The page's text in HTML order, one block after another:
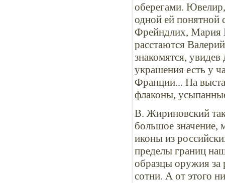
оберегами. Ювелир,
одной ей понятной
Фрейндлих, Мария
расстаются
знакомятся,
украшения есть у
Франции... На
флаконы,
В. Жириновский
большое значение,
иконы из
пределы границ
образцы оружия за
сотни. А от этого